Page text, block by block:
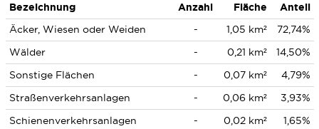
Bezeichnung Anzahl Fläche
Anteil
Äcker, Wiesen oder Weiden
- 1,05 km²
72,74%
Wälder
- 0,21 km²
14,50%
Sonstige Flächen
- 0,07 km²
4,79%
Straßenverkehrsanlagen
- 0,06 km²
3,93%
Schienenverkehrsanlagen
- 0,02 km² 1,65%